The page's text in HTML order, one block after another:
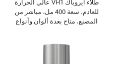
طلاء أيروباك VH1 عالي الحرارة
للعادم، سعة 400 مل، مباشر من
المصنع، متاح بعدة ألوان وأنواع